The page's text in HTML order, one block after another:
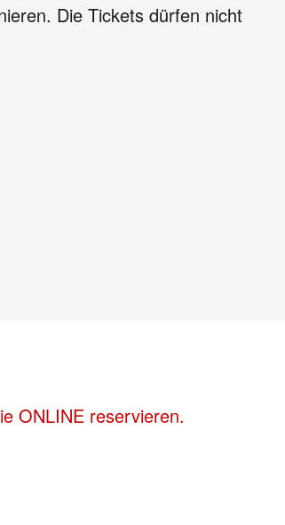
Die Tickets dürfen nicht
ONLINE reservieren.